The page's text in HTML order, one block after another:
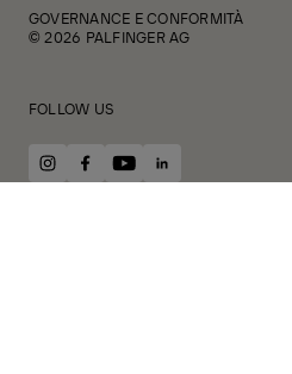
GOVERNANCE E CONFORMITÀ
© 2026 PALFINGER AG
FOLLOW US
instagram
facebook
youtubelinkedin